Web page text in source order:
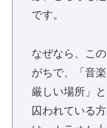
です。
なぜなら、こ
がちで、「音
厳しい場所」
囚われている